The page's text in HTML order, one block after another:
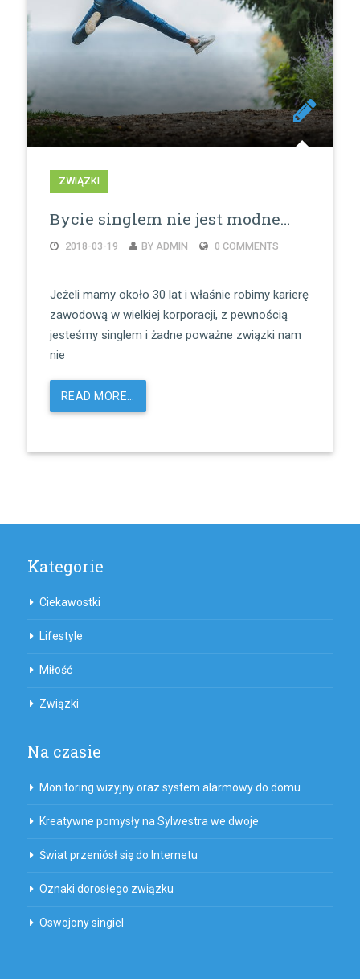
ZWIĄZKI
Bycie singlem nie jest modne…
2018-03-19 BY ADMIN 0 COMMENTS
Jeżeli mamy około 30 lat i właśnie robimy karierę
zawodową w wielkiej korporacji, z pewnością
jesteśmy singlem i żadne poważne związki nam
nie
READ MORE…
Kategorie
Ciekawostki
Lifestyle
Miłość
Związki
Na czasie
Monitoring wizyjny oraz system alarmowy do domu
Kreatywne pomysły na Sylwestra we dwoje
Świat przeniósł się do Internetu
Oznaki dorosłego związku
Oswojony singiel